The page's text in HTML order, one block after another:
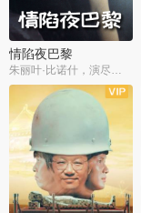
情陷夜巴黎
朱丽叶·比诺什，演尽失爱之痛